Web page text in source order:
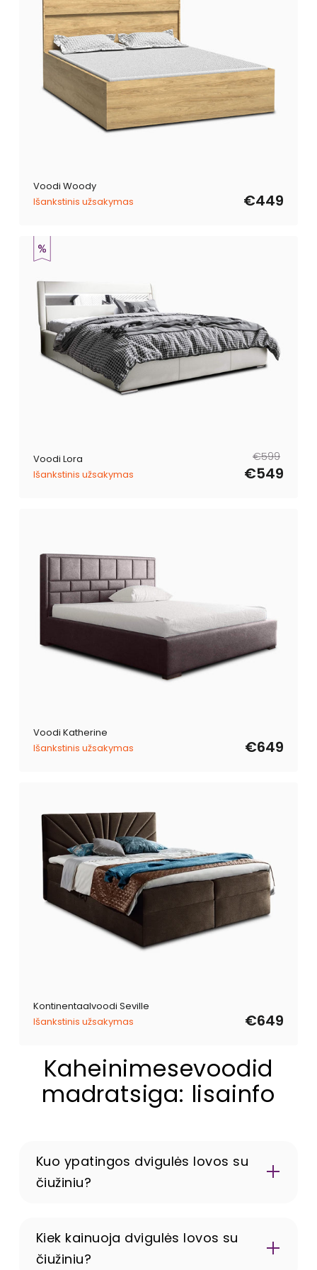
Voodi Woody
Išankstinis užsakymas
€449
Voodi Lora
Išankstinis užsakymas
Tavahind
€599
Müügihind
€549
Voodi Katherine
Išankstinis užsakymas
€649
Kontinentaalvoodi Seville
Išankstinis užsakymas
€649
Kaheinimesevoodid
madratsiga: lisainfo
Kuo ypatingos dvigulės lovos su
čiužiniu?
Kiek kainuoja dvigulės lovos su
čiužiniu?